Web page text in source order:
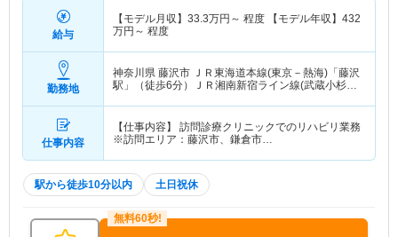
給与
【モデル月収】 33.3万円～ 程度 【モデル年収】 432
万円～ 程度
勤務地
神奈川県 藤沢市
ＪＲ東海道本線(東京－熱海)「藤沢
駅」（徒歩6分）ＪＲ湘南新宿ライン線(武蔵小杉－
仕事内容
【仕事内容】 訪問診療クリニックでのリハビリ業務
※訪問エリア：藤沢市、鎌倉市…
駅から徒歩10分以内 土日祝休